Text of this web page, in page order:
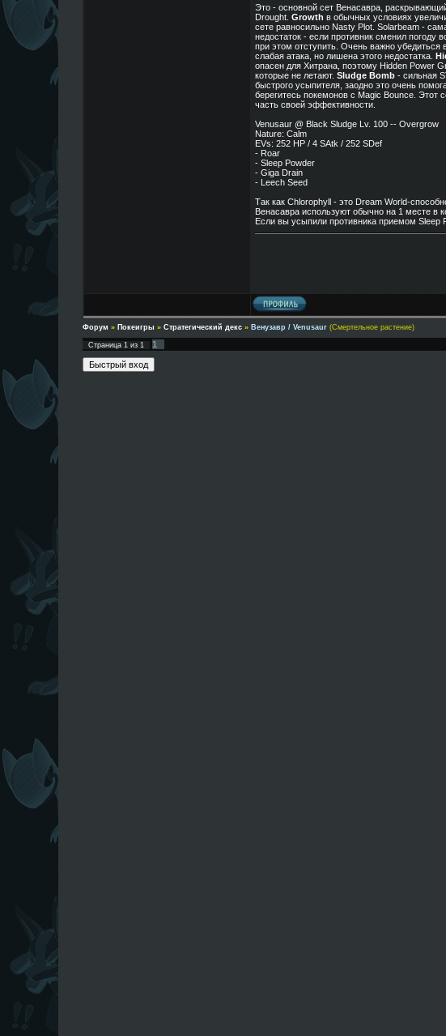
Это - основной сет Венасавра,
Drought. Growth в обычных условиях
сете равносильно Nasty Plot. Solarbeam -
недостаток - если противник сменил погоду
при этом отступить. Очень важно убедиться
слабая атака, но лишена этого недостатка.
опасен для Хитрана, поэтому Hidden Power
которые не летают. Sludge Bomb - сильная
быстрого усыпителя, заодно это очень
берегитесь покемонов с Magic Bounce.
часть своей эффективности.
Venusaur @ Black Sludge Lv. 100 -- Overgrow
Nature: Calm
EVs: 252 HP / 4 SAtk / 252 SDef
- Roar
- Sleep Powder
- Giga Drain
- Leech Seed
Так как Chlorophyll - это Dream World-
Венасавра используют обычно на 1 месте в
Если вы усыпили противника приемом Sleep
Форум » Покеигры » Стратегический декс » Венузавр / Venusaur (Смертельное растение)
Страница 1 из 1
1